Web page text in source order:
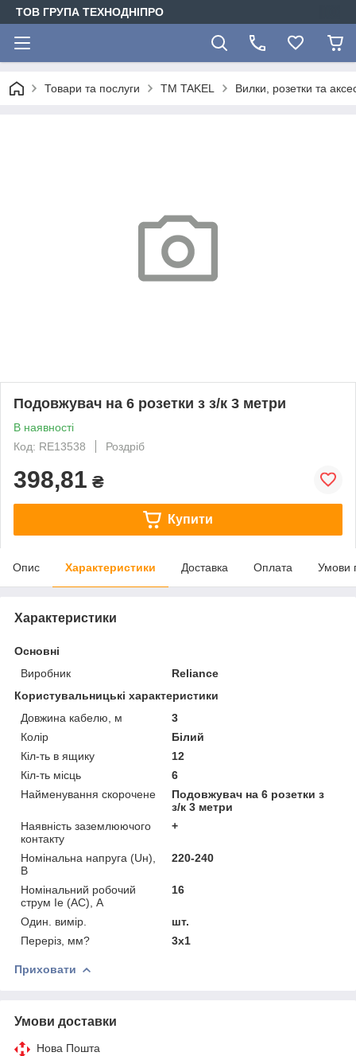
ТОВ ГРУПА ТЕХНОДНІПРО
Товари та послуги TM TAKEL Вилки, розетки та
Подовжувач на 6 розетки з з/к 3 метри
В наявності
Код: RE13538
Роздріб
398,81 ₴
Купити
Опис Характеристики Доставка Оплата Умови
Характеристики
Основні
Виробник
Reliance
Користувальницькі характеристики
Довжина кабелю, м
3
Колір
Білий
Кіл-ть в ящику
12
Кіл-ть місць
6
Найменування скорочене
Подовжувач на 6 розетки з
з/к 3 метри
Наявність заземлюючого
контакту
+
Номінальна напруга (Uн),
В
220-240
Номінальний робочий
струм Ie (AC), А
16
Один. вимір.
шт.
Переріз, мм?
3х1
Приховати
Умови доставки
Нова Пошта